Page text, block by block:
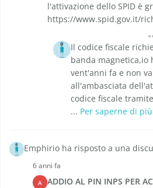
l'attivazione dello SPID è
https://www.spid.gov.it/
Il codice fiscale
banda magnetica,io
vent'anni fa e non
all'ambasciata
codice fiscale
... Per saperne di più
Emphirio ha risposto a una
6 anni fa
A
ADDIO AL PIN INPS PER